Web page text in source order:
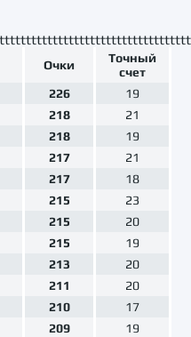
Очки
Точный
счет
226
19
218
21
218
19
217
21
217
18
215
23
215
20
215
19
213
20
211
20
210
17
209
19